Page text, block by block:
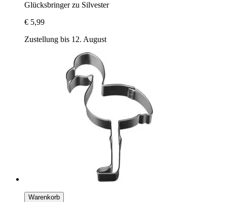
Glücksbringer zu Silvester
€ 5,99
Zustellung bis 12. August
Warenkorb